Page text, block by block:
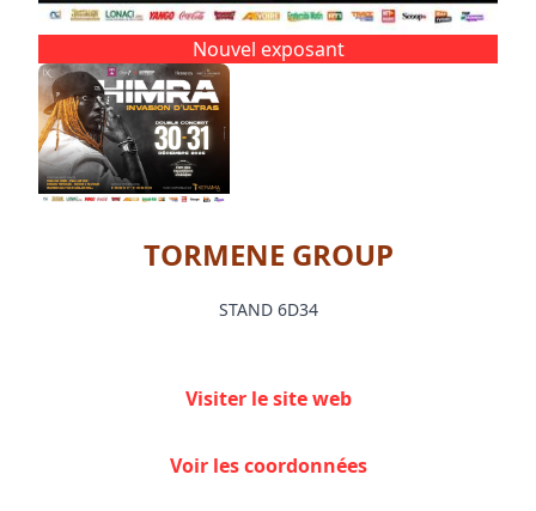
Nouvel exposant
TORMENE GROUP
STAND 6D34
Visiter le site web
Voir les coordonnées